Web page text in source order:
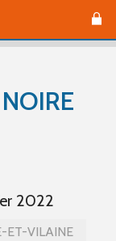
2022
ET-VILAINE